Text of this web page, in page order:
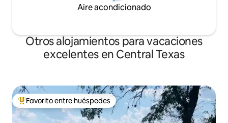
Aire acondicionado
Otros alojamientos para vacaciones
excelentes en Central Texas
Favorito entre huéspedes preferido
Favorito entre huéspedes